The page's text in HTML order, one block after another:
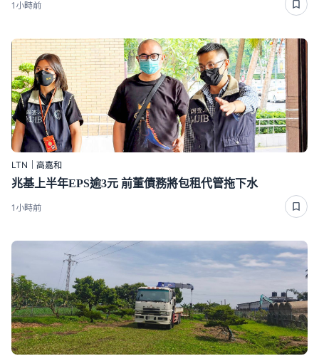
1小時前
LTN｜高嘉和
兆基上半年EPS逾3元 前董債務將包租代管拖下水
1小時前